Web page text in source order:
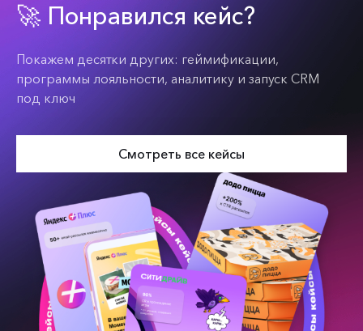
🚀 Понравился кейс?
Покажем десятки других: геймификации,
программы лояльности, аналитику и запуск CRM
под ключ
Смотреть все кейсы